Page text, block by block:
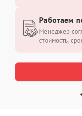
Работаем
Менеджер
стоимость,